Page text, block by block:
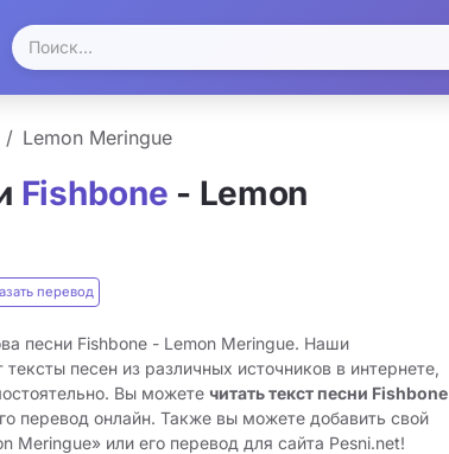
Lemon Meringue
Fishbone - Lemon
перевод
песни Fishbone - Lemon Meringue. Наши
тексты песен из различных источников в интернете,
Вы можете читать текст песни Fishbone
перевод онлайн. Также вы можете добавить свой
Meringue» или его перевод для сайта Pesni.net!